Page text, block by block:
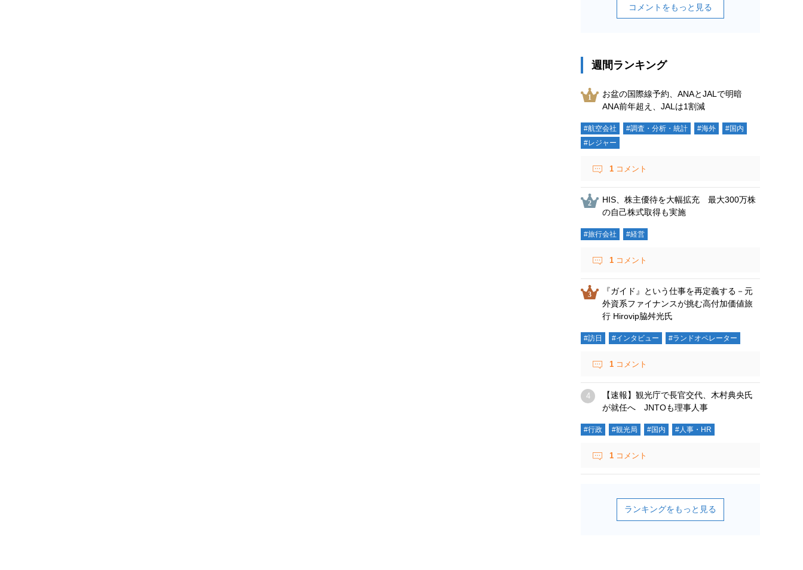
コメントをもっと見る
週間ランキング
お盆の国際線予約、ANAとJALで明暗
ANA前年超え、JALは1割減
#航空会社 #調査・分析・統計 #海外
#国内
#レジャー
1 コメント
HIS、株主優待を大幅拡充 最大300万株
の自己株式取得も実施
#旅行会社 #経営
1 コメント
『ガイド』という仕事を再定義する－元
外資系ファイナンスが挑む高付加価値旅
行 Hirovip脇舛光氏
#訪日 #インタビュー #ランドオペレーター
1 コメント
【速報】観光庁で長官交代、木村典央氏
が就任へ JNTOも理事人事
#行政 #観光局 #国内 #人事・HR
1 コメント